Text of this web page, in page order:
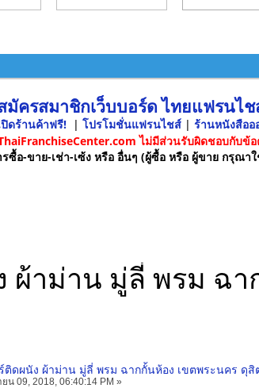
มัครสมาชิกเว็บบอร์ด ไทยแฟรนไช
ดร้านค้าฟรี! | โปรโมชั่นแฟรนไชส์ | ร้านหนังสืออ
ไม่มีส่วนรับผิดชอบกับข้อ
รซื้อ-ขาย-เช่า-เซ้ง หรือ อื่นๆ (ผู้ซื้อ หรือ ผู้ขาย กรุณ
ผ้าม่าน มู่ลี่ พรม ฉ
ติดผนัง ผ้าม่าน มู่ลี่ พรม ฉากกั้นห้อง เขตพระนคร ดุสิ
น 09, 2018, 06:40:14 PM »